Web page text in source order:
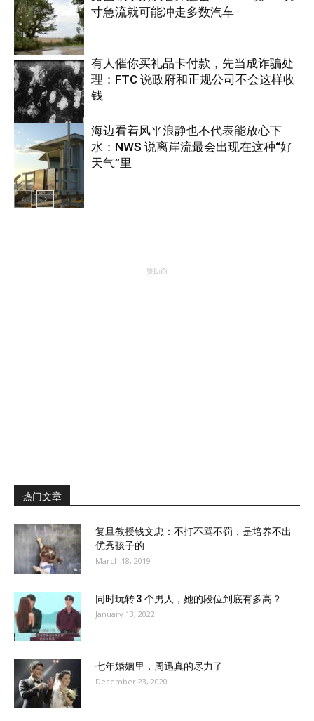
热点
寸急流就可能冲走多数汽车
美国
有人催你买礼品卡付款，先当成诈骗处
理：FTC 说政府和正规公司不会这样收
钱
海边看着风平浪静也不代表能放心下
水：NWS 说离岸流最会出现在这种“好
天气”里
- 赞助商 -
热门文章
复旦教授钱文忠：不打不骂不罚，是培养不出
优秀孩子的
March 18, 2019
同时玩转 3 个男人，她的段位到底有多高？
January 13, 2022
七年婚姻里，周迅真的尽力了
December 23, 2020